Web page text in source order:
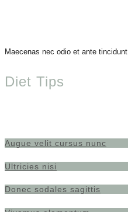
Maecenas nec odio et ante tincidunt
Diet Tips
Augue velit cursus nunc
Ultricies nisi
Donec sodales sagittis